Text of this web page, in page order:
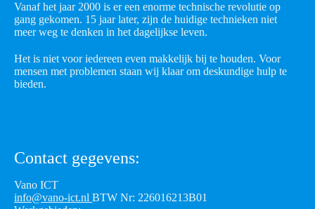
Vanaf het jaar 2000 is er een enorme technische revolutie op
gang gekomen. 15 jaar later, zijn de huidige technieken niet
meer weg te denken in het dagelijkse leven.
Het is niet voor iedereen even makkelijk bij te houden. Voor
mensen met problemen staan wij klaar om deskundige hulp te
bieden.
Contact gegevens:
Vano ICT
info@vano-ict.nl BTW Nr: 226016213B01